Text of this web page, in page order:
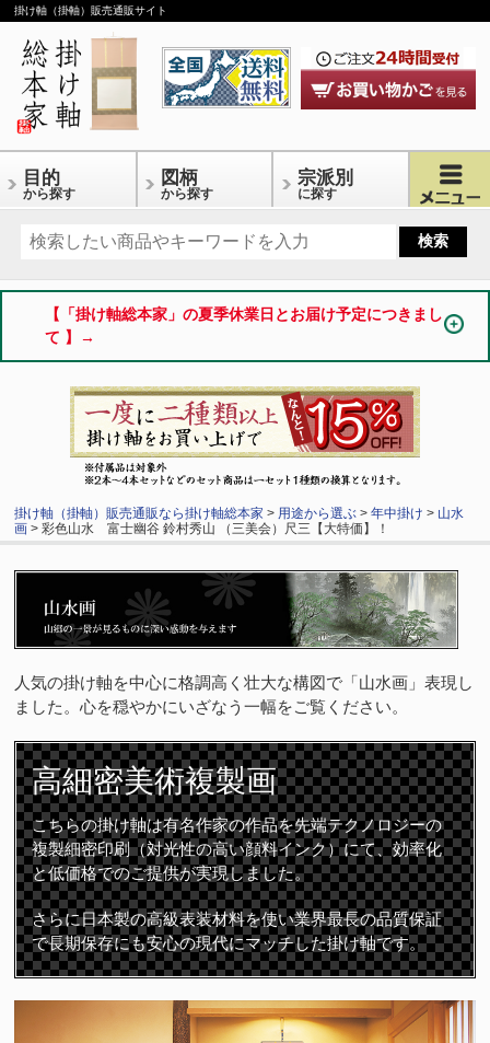
掛け軸（掛軸）販売通販サイト
目的
から探す
図柄
から探す
宗派別
に探す
【「掛け軸総本家」の夏季休業日とお届け予定につきまし
て 】→
掛け軸（掛軸）販売通販なら掛け軸総本家 > 用途から選ぶ >年中掛け > 山水
画 > 彩色山水 富士幽谷 鈴村秀山 （三美会）尺三【大特価】！
人気の掛け軸を中心に格調高く壮大な構図で「山水画」表現し
ました。心を穏やかにいざなう一幅をご覧ください。
高細密美術複製画
こちらの掛け軸は有名作家の作品を先端テクノロジーの
複製細密印刷（対光性の高い顔料インク）にて、効率化
と低価格でのご提供が実現しました。
さらに日本製の高級表装材料を使い業界最長の品質保証
で長期保存にも安心の現代にマッチした掛け軸です。